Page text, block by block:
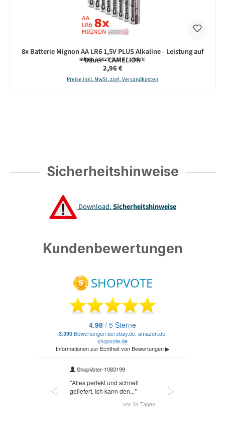
8x Batterie Mignon AA LR6 1,5V PLUS Alkaline - Leistung auf
Dauer - CAMELION
Inhalt:8 Stück(0,37 € / 1 Stück)
Regulärer Preis:
2,96 €
Preise inkl. MwSt. zzgl. Versandkosten
Sicherheitshinweise
Download:Sicherheitshinweise
Kundenbewertungen